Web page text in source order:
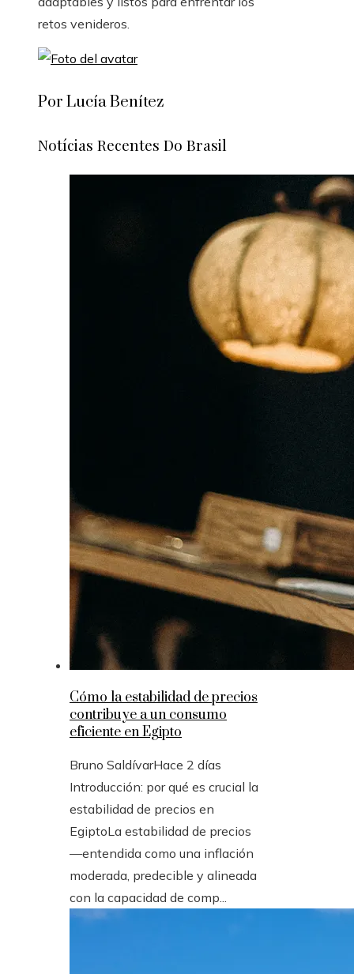
retos venideros.
Por Lucía Benítez
Notícias Recentes Do Brasil
Cómo la estabilidad de precios
contribuye a un consumo
eficiente en Egipto
Bruno SaldívarHace 2 días
Introducción: por qué es crucial la
estabilidad de precios en
EgiptoLa estabilidad de precios
—entendida como una inflación
moderada, predecible y alineada
con la capacidad de comp...